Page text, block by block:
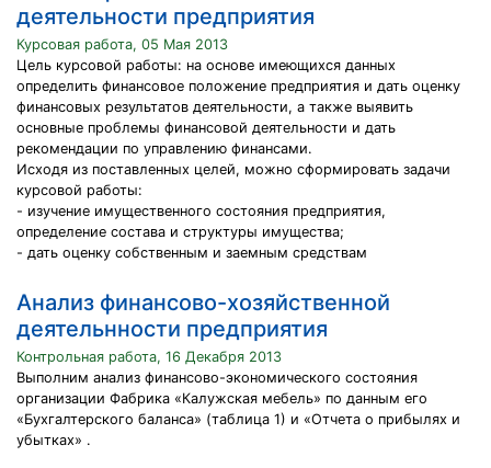
деятельности предприятия
Курсовая работа, 05 Мая 2013
Цель курсовой работы: на основе имеющихся данных
определить финансовое положение предприятия и дать оценку
финансовых результатов деятельности, а также выявить
основные проблемы финансовой деятельности и дать
рекомендации по управлению финансами.
Исходя из поставленных целей, можно сформировать задачи
курсовой работы:
- изучение имущественного состояния предприятия,
определение состава и структуры имущества;
- дать оценку собственным и заемным средствам
Анализ финансово-хозяйственной
деятельнности предприятия
Контрольная работа, 16 Декабря 2013
Выполним анализ финансово-экономического состояния
организации Фабрика «Калужская мебель» по данным его
«Бухгалтерского баланса» (таблица 1) и «Отчета о прибылях и
убытках» .